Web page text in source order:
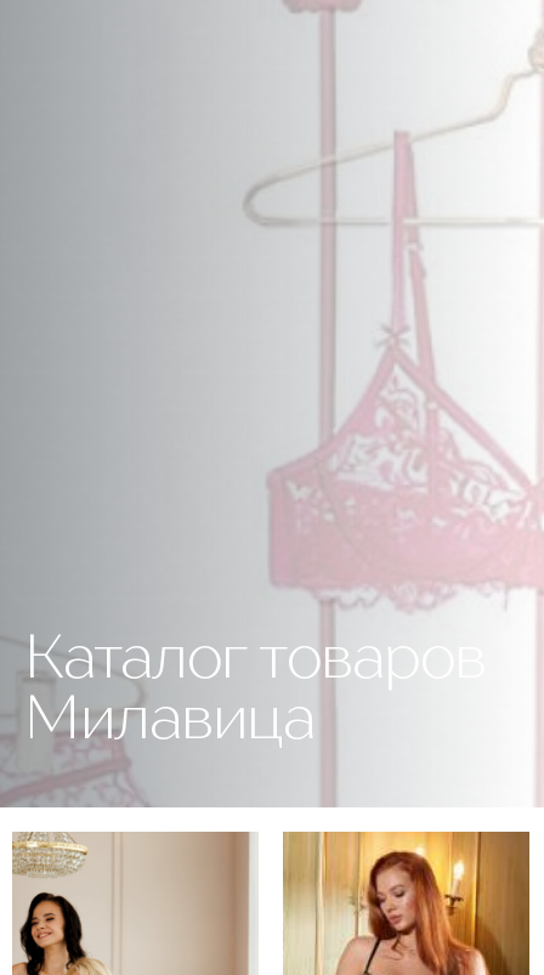
Каталог товаров
Милавица